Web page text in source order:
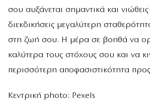
σου αυξάνεται σημαντικά και
διεκδικήσεις μεγαλύτερη
στη ζωή σου. Η μέρα σε βοηθά να
καλύτερα τους στόχους σου και να
περισσότερη αποφασιστικότητα
Κεντρική photo: Pexels